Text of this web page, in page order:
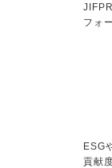
フォ
ESG
貢献